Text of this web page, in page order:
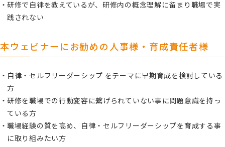
研修で自律を教えているが、研修内の概念理解に留まり職場で実
践されない
本ウェビナーにお勧めの人事様・育成責任者様
自律・セルフリーダーシップ をテーマに早期育成を検討している
方
研修を職場での行動変容に繋げられていない事に問題意識を持っ
ている方
職場経験の質を高め、自律・セルフリーダーシップを育成する事
に取り組みたい方